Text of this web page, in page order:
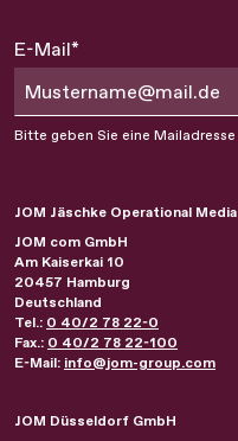
E-Mail*
Bitte geben Sie eine Mailadresse
JOM Jäschke Operational
JOM com GmbH
Am Kaiserkai 10
20457 Hamburg
Deutschland
Tel.: 0 40/2 78 22-0
Fax.: 0 40/2 78 22-100
E-Mail: info@jom-group.com
JOM Düsseldorf GmbH